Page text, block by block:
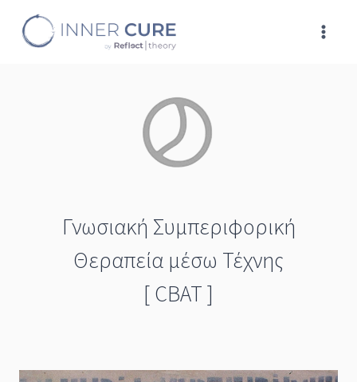
Γνωσιακή Συμπεριφορική
Θεραπεία μέσω Τέχνης
[ CBAT ]